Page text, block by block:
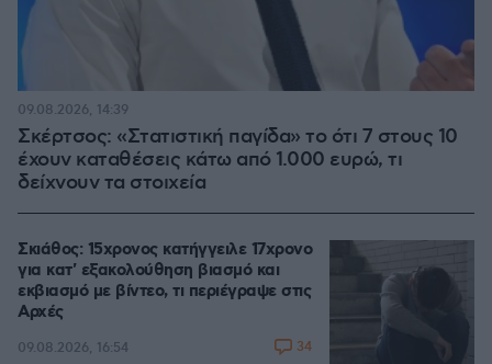
Σκέρτσος: «Στατιστική παγίδα» το ότι 7 στους 10
έχουν καταθέσεις κάτω από 1.000 ευρώ, τι
δείχνουν τα στοιχεία
09.08.2026, 14:39
Σκιάθος: 15χρονος κατήγγειλε 17χρονο
για κατ' εξακολούθηση βιασμό και
εκβιασμό με βίντεο, τι περιέγραψε στις
Αρχές
09.08.2026, 16:54 34